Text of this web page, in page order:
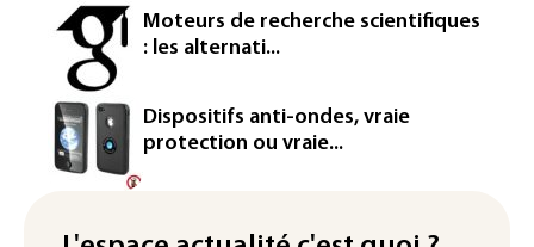
Rugby: le Stade français victime d'une
cyberattaque
Enquête ouverte après la fuite des
données de 300.000 clients
d'Intermarché
La Slovaquie enregistre un record
météorologiques)
Moteurs de recherche scientifiques
: les alternati...
Dispositifs anti-ondes, vraie
protection ou vraie...